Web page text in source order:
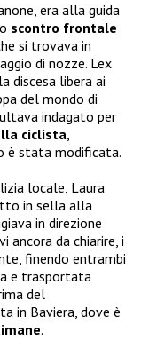
era alla guida
scontro frontale
si trovava in
di nozze. L’ex
discesa libera ai
del mondo di
indagato per
ciclista,
è stata modificata.
locale, Laura
in sella alla
in direzione
da chiarire, i
finendo entrambi
e trasportata
del
in Baviera, dove è
.